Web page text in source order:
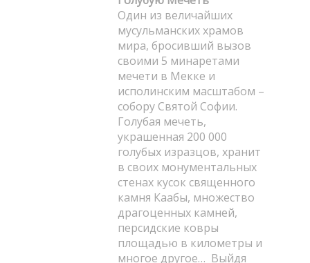
Один из величайших
мусульманских храмов
мира, бросивший вызов
своими 5 минаретами
мечети в Мекке и
исполинским масштабом –
собору Святой Софии.
Голубая мечеть,
украшенная 200 000
голубых изразцов, хранит
в своих монументальных
стенах кусок священного
камня Каабы, множество
драгоценных камней,
персидские ковры
площадью в километры и
многое другое… Выйдя